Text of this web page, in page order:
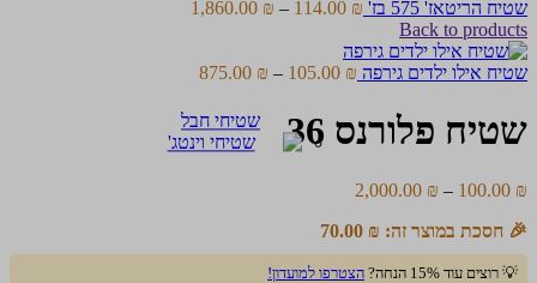
שטיחי חבל
שטיח הריטאז' 575 בז' 114.00 ₪
–
1,860.00 ₪
Back to products
שטיח אילו ילדים גירפה 105.00 ₪
–
875.00 ₪
טווח
עד
שטיח פלורנס 36
100.00 ₪
–
2,000.00 ₪
עד
🎉 חסכת במוצר זה: 70.00 ₪
💡 רוצים עוד 15% הנחה? הצטרפו למועדון!